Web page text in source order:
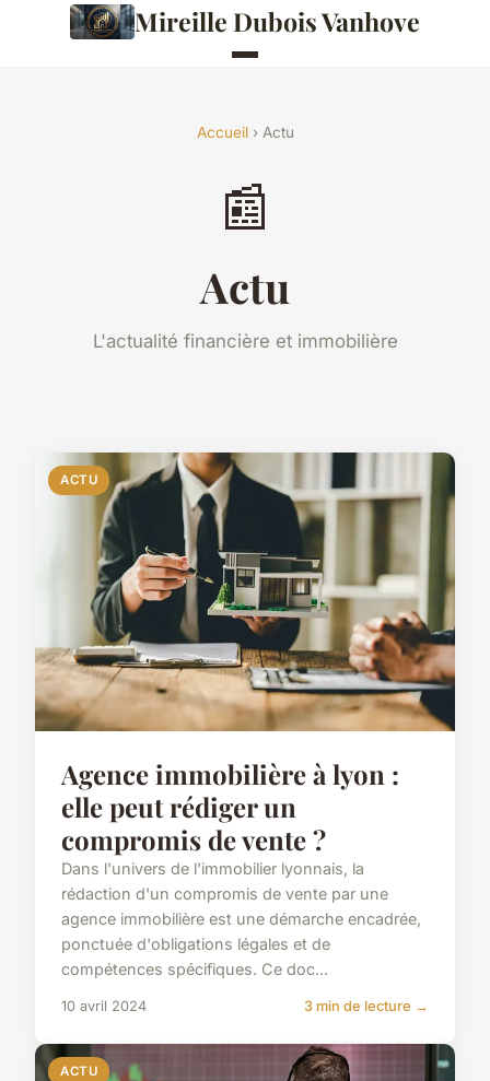
Mireille Dubois Vanhove
Accueil› Actu
📰
Actu
L'actualité financière et immobilière
ACTU
Agence immobilière à lyon :
elle peut rédiger un
compromis de vente ?
Dans l'univers de l'immobilier lyonnais, la
rédaction d'un compromis de vente par une
agence immobilière est une démarche encadrée,
ponctuée d'obligations légales et de
compétences spécifiques. Ce doc...
10 avril 2024 3 min de lecture →
ACTU